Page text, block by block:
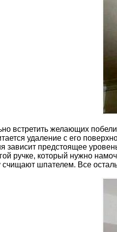
встретить желающих
удаление с его
зависит предстоящее
ручке, который нужно
счищают шпателем. Все